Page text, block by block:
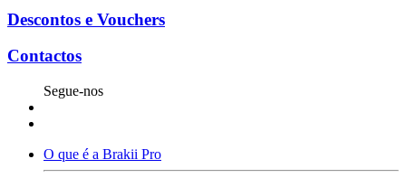
Descontos e Vouchers
Contactos
Segue-nos
O que é a Brakii Pro